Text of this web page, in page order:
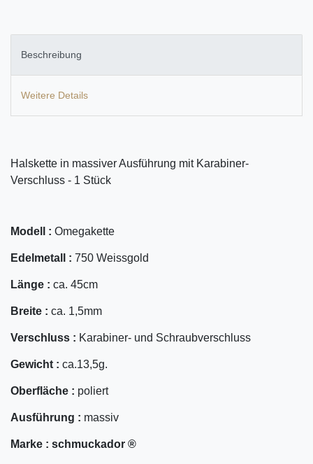
Beschreibung
Weitere Details
Halskette in massiver Ausführung mit Karabiner-
Verschluss - 1 Stück
Modell : Omegakette
Edelmetall : 750 Weissgold
Länge : ca. 45cm
Breite : ca. 1,5mm
Verschluss : Karabiner- und Schraubverschluss
Gewicht : ca.13,5g.
Oberfläche : poliert
Ausführung : massiv
Marke : schmuckador ®